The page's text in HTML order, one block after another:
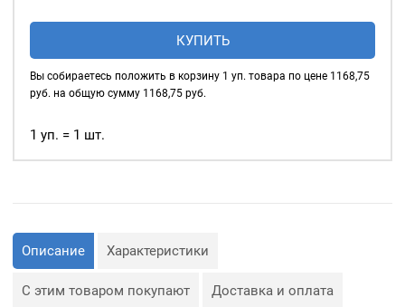
продеваются верёвки,
шнуры, тесьма, тросы и т.
используются для
Сфера применения
люверсов очень обширная:
объектов наружной
рекламы (баннеров);
— Изготовление
туристического
Люверсы
уп.
шт,
КУПИТЬ
Вы собираетесь положить в корзину 1 уп. товара по цене 1168,75
руб. на общую сумму 1168,75руб.
1 уп. = 1 шт.
Описание Характеристики
С этим товаром покупают Доставка и оплата